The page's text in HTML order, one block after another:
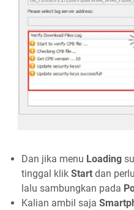
Dan jika menu Loading
tinggal klik Start dan
lalu sambungkan pada
Kalian ambil saja